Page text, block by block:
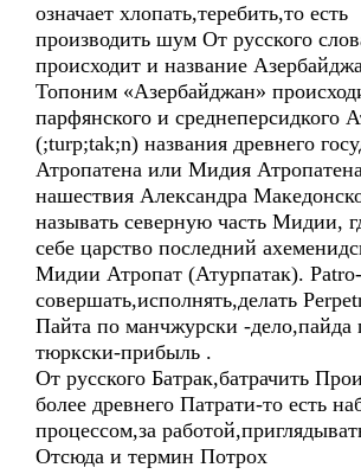
означает хлопать,теребить,то есть
производить шум От русского
происходит и название
Топоним «Азербайджан»
парфянского и среднеперсидкого
(;turp;tak;n) названия древнего
Атропатена или Мидия
нашествия Александра
называть северную часть Мидии,
себе царство последний
Мидии Атропат (Атурпатак).
совершать,исполнять,делать
Пайта по манчжурски -дело,пайда
тюркски-прибыль .
От русского Батрак,батрачить
более древнего Патрати-то есть
процессом,за
Отсюда и термин Потрох